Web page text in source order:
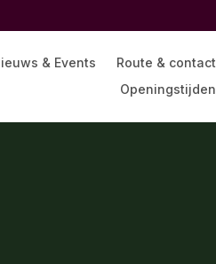
& Events
Route & contact
Openingstijden